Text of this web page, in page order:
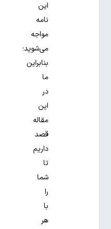
این
نامه
مواجه
می‌شوید؛
بنابراین
ما
در
این
مقاله
قصد
داریم
تا
شما
را
با
هر